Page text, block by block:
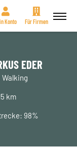
Konto Für Firmen
EDER
km
98%